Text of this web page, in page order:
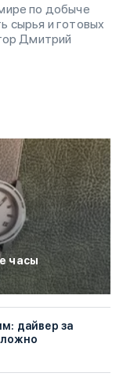
по добыче
сырья и готовых
Дмитрий
часы
дайвер за